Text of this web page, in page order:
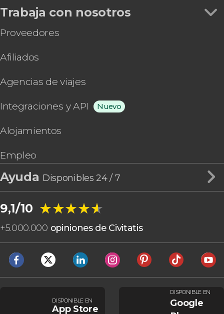
Trabaja con nosotros
Proveedores
Afiliados
Agencias de viajes
Integraciones y API Nuevo
Alojamientos
Empleo
Ayuda Disponibles 24 / 7
9,1/10 ★★★★★
★★★★★
+5.000.000 opiniones de Civitatis
DISPONIBLE EN
App Store
DISPONIBLE EN
Google